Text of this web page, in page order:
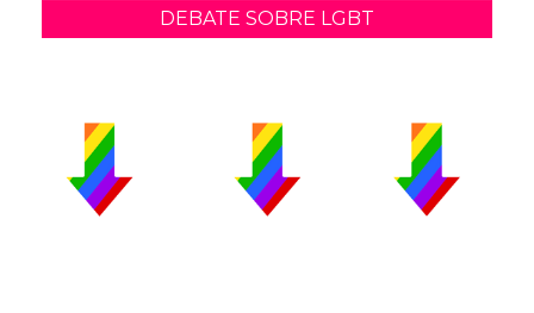
DEBATE SOBRE LGBT